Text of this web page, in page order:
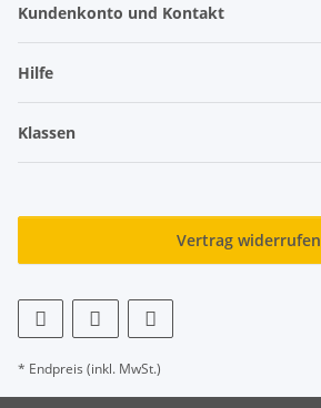
Kundenkonto und Kontakt
Hilfe
Klassen
Vertrag widerrufen
* Endpreis (inkl. MwSt.)